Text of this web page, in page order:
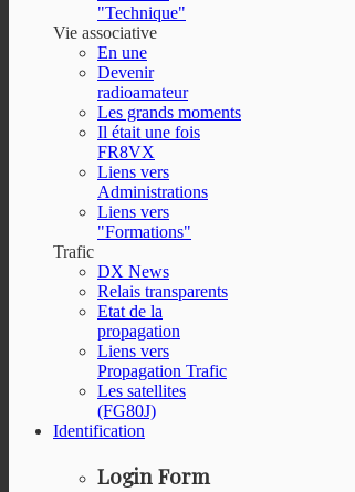
"Technique"
Vie associative
En une
Devenir
radioamateur
Les grands moments
Il était une fois
FR8VX
Liens vers
Administrations
Liens vers
"Formations"
Trafic
DX News
Relais transparents
Etat de la
propagation
Liens vers
Propagation Trafic
Les satellites
(FG80J)
Identification
Login Form